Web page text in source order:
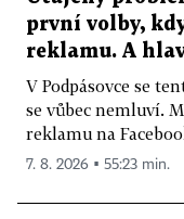
první volby,
reklamu. A
V Podpásovce se
se vůbec nemluví.
reklamu na
7. 8. 2026 ▪ 55:23 min.